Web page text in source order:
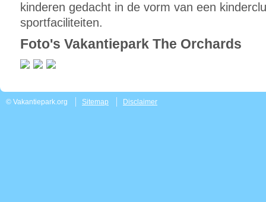
kinderen gedacht in de vorm van een
sportfaciliteiten.
Foto's Vakantiepark The Orchards
© Vakantiepark.org Sitemap Disclaimer